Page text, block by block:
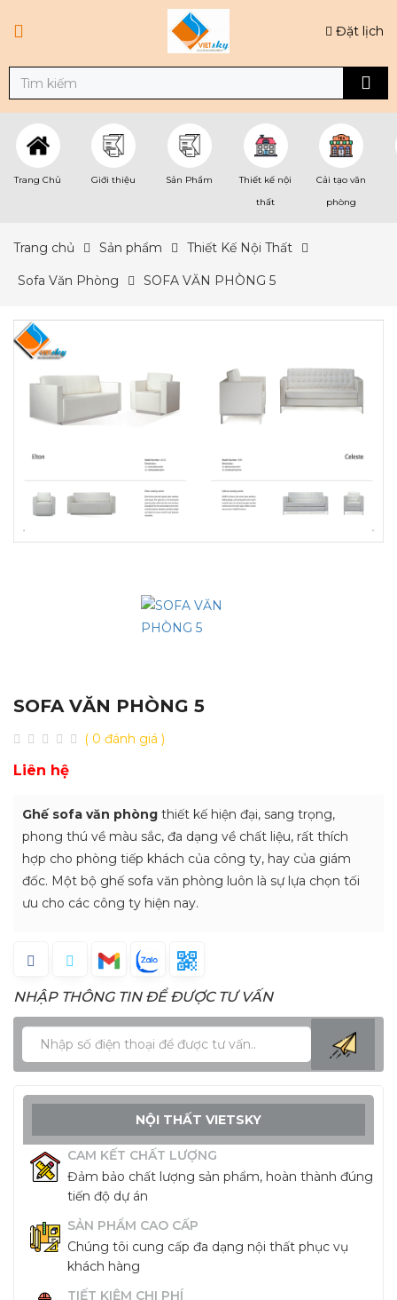
Đặt lịch
Trang Chủ Giới thiệu Sản Phẩm
Thiết kế nội
thất
Cải tạo văn
phòng
Trang chủ Sản phẩm Thiết Kế Nội Thất
Sofa Văn Phòng SOFA VĂN PHÒNG 5
SOFA VĂN PHÒNG 5
( 0 đánh giá )
Liên hệ
Ghế sofa văn phòng thiết kế hiện đại, sang trọng,
phong thú về màu sắc, đa dạng về chất liệu, rất thích
hợp cho phòng tiếp khách của công ty, hay của giám
đốc. Một bộ ghế sofa văn phòng luôn là sự lựa chọn tối
ưu cho các công ty hiện nay.
NHẬP THÔNG TIN ĐỂ ĐƯỢC TƯ VẤN
NỘI THẤT VIETSKY
CAM KẾT CHẤT LƯỢNG
Đảm bảo chất lượng sản phẩm, hoàn thành đúng
tiến độ dự án
SẢN PHẨM CAO CẤP
Chúng tôi cung cấp đa dạng nội thất phục vụ
khách hàng
TIẾT KIỆM CHI PHÍ